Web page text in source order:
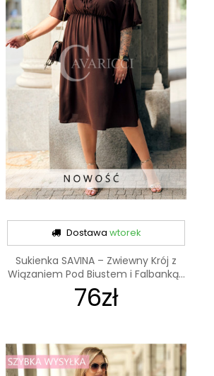
Dostawa wtorek
Sukienka SAVINA – Zwiewny Krój z
Wiązaniem Pod Biustem i Falbanką...
76zł